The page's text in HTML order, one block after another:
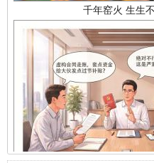
揭开“小金库”的免